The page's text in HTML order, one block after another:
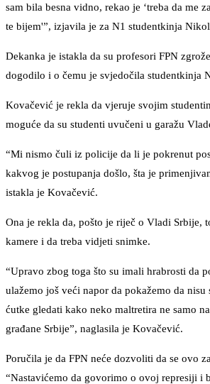
sam bila besna vidno, rekao je ‘treba da me
te bijem'”, izjavila je za N1 studentkinja
Dekanka je istakla da su profesori FPN
dogodilo i o čemu je svjedočila studentkinja
Kovačević je rekla da vjeruje svojim
moguće da su studenti uvučeni u garažu
“Mi nismo čuli iz policije da li je pokrenut
kakvog je postupanja došlo, šta je
istakla je Kovačević.
Ona je rekla da, pošto je riječ o Vladi Srbije,
kamere i da treba vidjeti snimke.
“Upravo zbog toga što su imali hrabrosti da
ulažemo još veći napor da pokažemo da nisu
ćutke gledati kako neko maltretira ne samo
građane Srbije”, naglasila je Kovačević.
Poručila je da FPN neće dozvoliti da se ovo
“Nastavićemo da govorimo o ovoj represiji i